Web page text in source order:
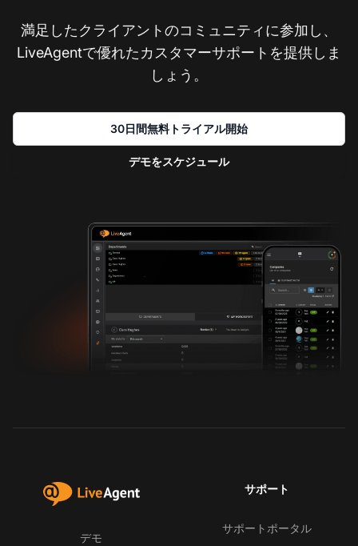
満足したクライアントのコミュニティに参加し、
LiveAgentで優れたカスタマーサポートを提供しま
しょう。
30日間無料トライアル開始
デモをスケジュール
デモ
サポート
サポートポータル